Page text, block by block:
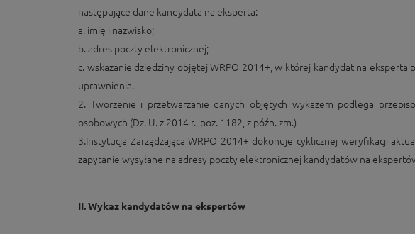
następujące dane kandydata na eksperta:
a. imię i nazwisko;
b. adres poczty elektronicznej;
c. wskazanie dziedziny objętej WRPO 2014+, w której kandydat na
uprawnienia.
2. Tworzenie i przetwarzanie danych objętych wykazem podlega
osobowych (Dz. U. z 2014 r., poz. 1182, z późn. zm.)
3.Instytucja Zarządzająca WRPO 2014+ dokonuje cyklicznej weryfikacji
zapytanie wysyłane na adresy poczty elektronicznej kandydatów na
II. Wykaz kandydatów na ekspertów